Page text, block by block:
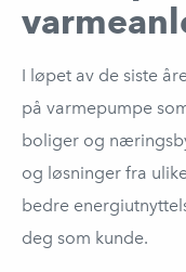
I løpet av de siste
på varmepumpe
boliger og
og løsninger fra
bedre
deg som kunde.